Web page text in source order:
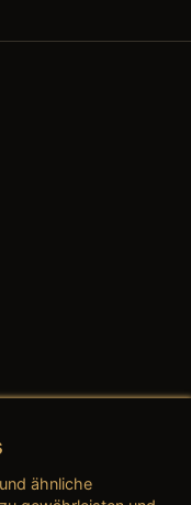
ähnliche